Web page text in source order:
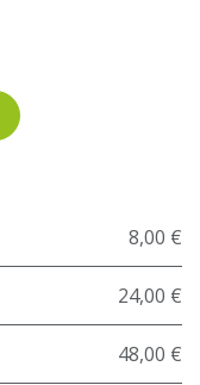
8,00 €
24,00 €
48,00 €